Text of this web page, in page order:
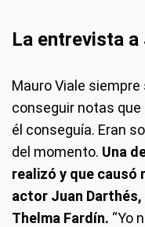
La entrevista a
Mauro Viale
conseguir notas
él conseguía. Eran
del momento. Una
realizó y que causó
actor Juan Darthés,
Thelma Fardín. “Yo